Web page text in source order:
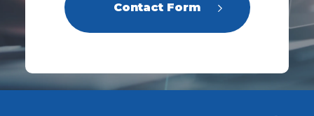
Contact Form